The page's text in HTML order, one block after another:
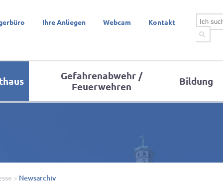
Ihre Anliegen Webcam Kontakt
Gefahrenabwehr /
Feuerwehren
Bildung
> Newsarchiv